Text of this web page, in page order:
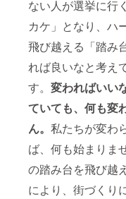
ない人が選挙に行
カケ」となり、ハ
飛び越える「踏み
れば良いなと考え
す。 変わればいい
ていても、何も変
ん。 私たちが変わ
ば、何も始まりま
の踏み台を飛び越
により、街づくり